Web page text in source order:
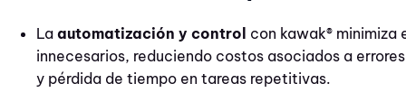
La automatización y control con kawak® minimiza
innecesarios, reduciendo costos asociados a
y pérdida de tiempo en tareas repetitivas.